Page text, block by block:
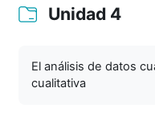
Unidad 4
El análisis de datos
cualitativa